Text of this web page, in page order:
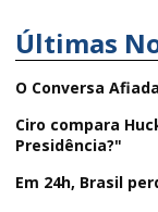
Últimas
O Conversa
Ciro compara
Presidência?"
Em 24h, Brasil